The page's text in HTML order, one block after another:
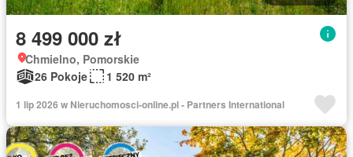
8 499 000 zł
Chmielno, Pomorskie
26 Pokoje
1 520 m²
1 lip 2026 w Nieruchomosci-online.pl - Partners International